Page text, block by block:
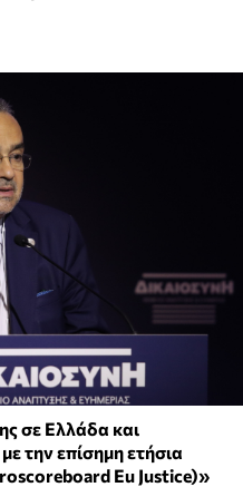
σε Ελλάδα και
την επίσημη ετήσια
Eu Justice)»